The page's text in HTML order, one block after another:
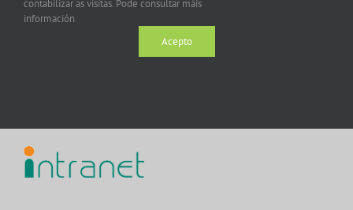
contabilizar as visitas. Pode consultar máis
información
Acepto